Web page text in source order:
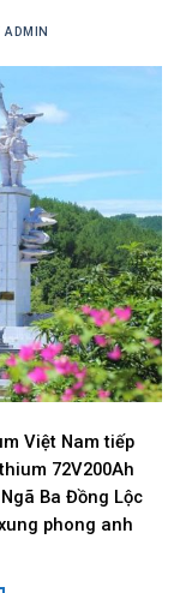
ADMIN
Việt Nam tiếp
72V200Ah
Ba Đồng Lộc
phong anh